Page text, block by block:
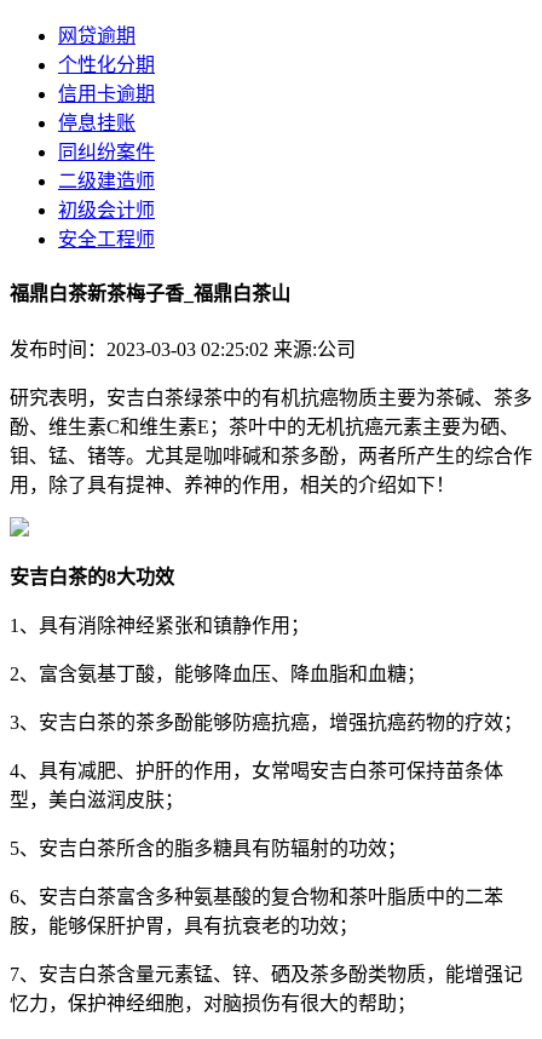
网贷逾期
个性化分期
信用卡逾期
停息挂账
同纠纷案件
二级建造师
初级会计师
安全工程师
福鼎白茶新茶梅子香_福鼎白茶山
发布时间：2023-03-03 02:25:02 来源:公司
研究表明，安吉白茶绿茶中的有机抗癌物质主要为茶碱、茶多
酚、维生素C和维生素E；茶叶中的无机抗癌元素主要为硒、
钼、锰、锗等。尤其是咖啡碱和茶多酚，两者所产生的综合作
用，除了具有提神、养神的作用，相关的介绍如下！
安吉白茶的8大功效
1、具有消除神经紧张和镇静作用；
2、富含氨基丁酸，能够降血压、降血脂和血糖；
3、安吉白茶的茶多酚能够防癌抗癌，增强抗癌药物的疗效；
4、具有减肥、护肝的作用，女常喝安吉白茶可保持苗条体
型，美白滋润皮肤；
5、安吉白茶所含的脂多糖具有防辐射的功效；
6、安吉白茶富含多种氨基酸的复合物和茶叶脂质中的二苯
胺，能够保肝护胃，具有抗衰老的功效；
7、安吉白茶含量元素锰、锌、硒及茶多酚类物质，能增强记
忆力，保护神经细胞，对脑损伤有很大的帮助；